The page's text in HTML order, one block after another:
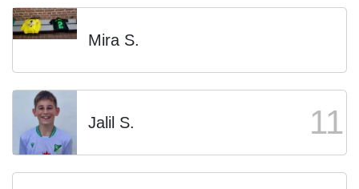
Mira S.
Jalil S. 11